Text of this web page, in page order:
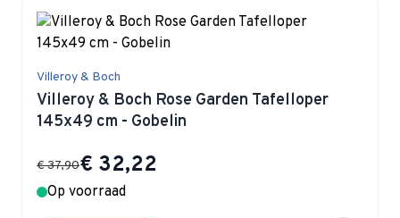
Villeroy & Boch
Villeroy & Boch Rose Garden Tafelloper
145x49 cm - Gobelin
Special Price
€ 32,22
€ 37,90
Op voorraad